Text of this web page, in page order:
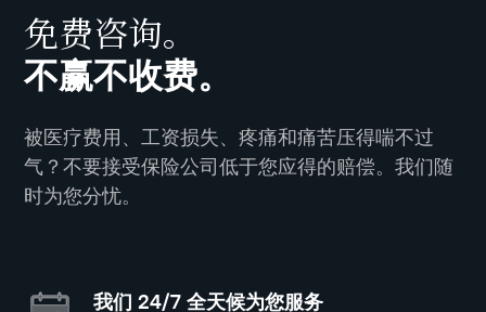
免费咨询。
不赢不收费。
被医疗费用、工资损失、疼痛和痛苦压得喘不过
气？不要接受保险公司低于您应得的赔偿。我们随
时为您分忧。
我们 24/7 全天候为您服务